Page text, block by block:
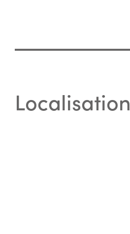
Localisation